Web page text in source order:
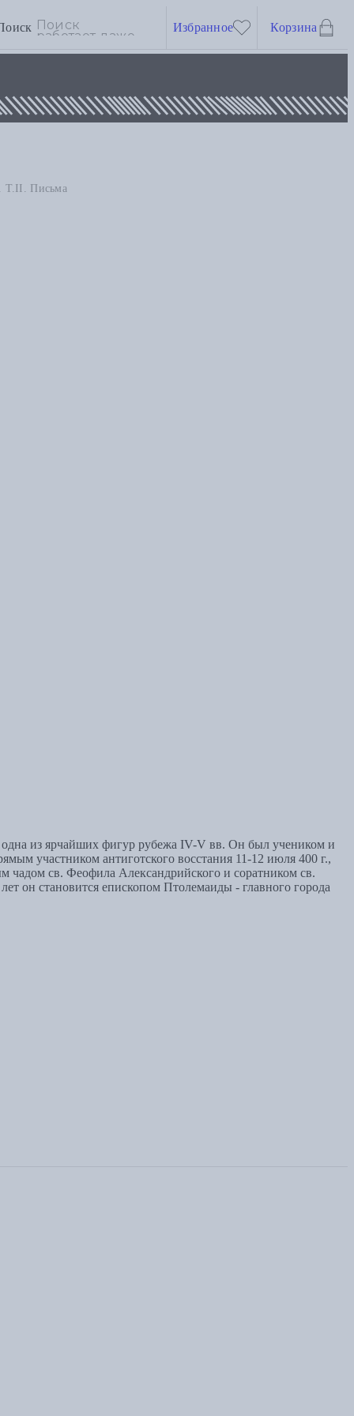
Избранное Корзина
Т.II. Письма
из ярчайших фигур рубежа IV-V вв. Он был учеником и
участником антиготского восстания 11-12 июля 400 г.,
св. Феофила Александрийского и соратником св.
он становится епископом Птолемаиды - главного города